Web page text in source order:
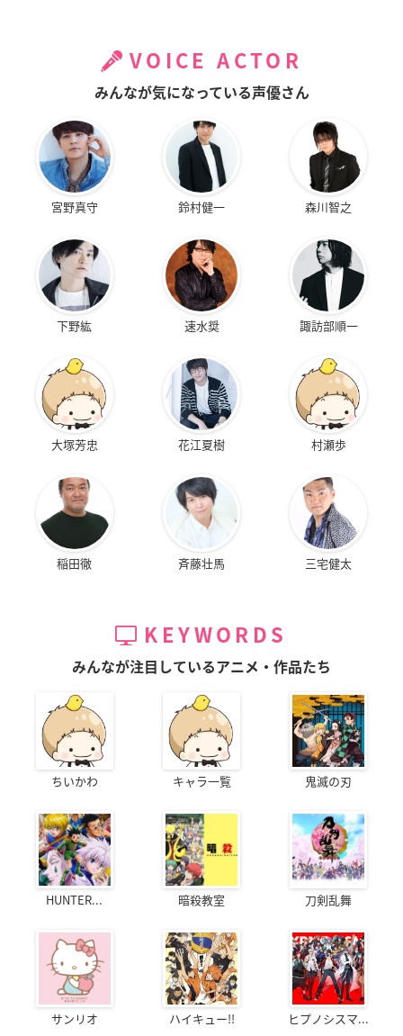
VOICE ACTOR
みんなが気になっている声優さん
宮野真守 鈴村健一 森川智之
下野紘 速水奨 諏訪部順一
大塚芳忠 花江夏樹 村瀬歩
稲田徹 斉藤壮馬 三宅健太
KEYWORDS
みんなが注目しているアニメ・作品たち
ちいかわ キャラ一覧 鬼滅の刃
HUNTER... 暗殺教室 刀剣乱舞
サンリオ ハイキュー!! ヒプノシスマ...